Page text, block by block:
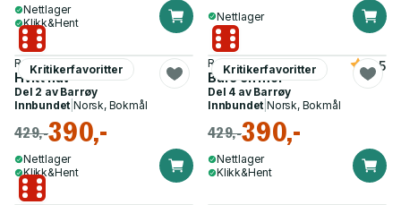
Nettlager
Klikk&Hent
Nettlager
Kritikerfavoritter
Roy Jacobsen
Hvitt hav
Del 2 av Barrøy
Innbundet |Norsk, Bokmål
429,-390,-
Nettlager
Klikk&Hent
Kritikerfavoritter
Roy Jacobsen
Bare en mor
4.5
Del 4 av Barrøy
Innbundet |Norsk, Bokmål
429,-390,-
Nettlager
Klikk&Hent